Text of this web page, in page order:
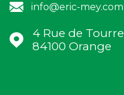
info@eric-mey.com
4 Rue de Tourre
84100
Orange